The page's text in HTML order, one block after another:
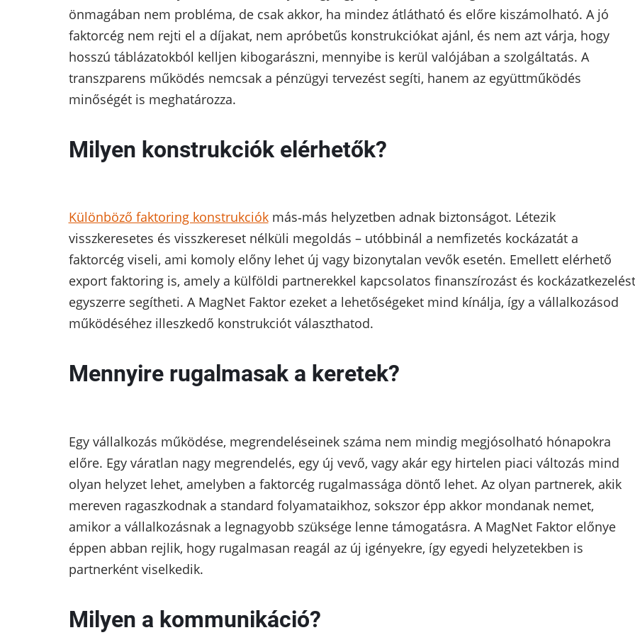
önmagában nem probléma, de csak akkor, ha mindez átlátható és előre kiszámolható. A jó
faktorcég nem rejti el a díjakat, nem apróbetűs konstrukciókat ajánl, és nem azt várja, hogy
hosszú táblázatokból kelljen kibogarászni, mennyibe is kerül valójában a szolgáltatás. A
transzparens működés nemcsak a pénzügyi tervezést segíti, hanem az együttműködés
minőségét is meghatározza.
Milyen konstrukciók elérhetők?
Különböző faktoring konstrukciókmás‑más helyzetben adnak biztonságot. Létezik
visszkeresetes és visszkereset nélküli megoldás – utóbbinál a nemfizetés kockázatát a
faktorcég viseli, ami komoly előny lehet új vagy bizonytalan vevők esetén. Emellett elérhető
export faktoring is, amely a külföldi partnerekkel kapcsolatos finanszírozást és kockázatkezelést
egyszerre segítheti. A MagNet Faktor ezeket a lehetőségeket mind kínálja, így a vállalkozásod
működéséhez illeszkedő konstrukciót választhatod.
Mennyire rugalmasak a keretek?
Egy vállalkozás működése, megrendeléseinek száma nem mindig megjósolható hónapokra
előre. Egy váratlan nagy megrendelés, egy új vevő, vagy akár egy hirtelen piaci változás mind
olyan helyzet lehet, amelyben a faktorcég rugalmassága döntő lehet. Az olyan partnerek, akik
mereven ragaszkodnak a standard folyamataikhoz, sokszor épp akkor mondanak nemet,
amikor a vállalkozásnak a legnagyobb szüksége lenne támogatásra. A MagNet Faktor előnye
éppen abban rejlik, hogy rugalmasan reagál az új igényekre, így egyedi helyzetekben is
partnerként viselkedik.
Milyen a kommunikáció?